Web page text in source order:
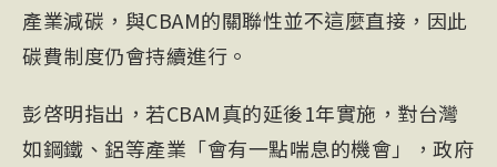
產業減碳，與CBAM的關聯性並不這麼直接，因此
碳費制度仍會持續進行。
彭啓明指出，若CBAM真的延後1年實施，對台灣
如鋼鐵、鋁等產業「會有一點喘息的機會」，政府